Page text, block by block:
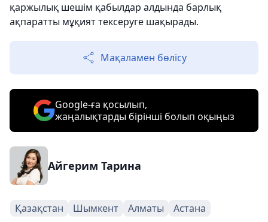
қаржылық шешім қабылдар алдында барлық
ақпаратты мұқият тексеруге шақырады.
Мақаламен бөлісу
Google-ға қосылып,
жаңалықтарды бірінші болып оқыңыз
Айгерим Тарина
Қазақстан Шымкент Алматы Астана